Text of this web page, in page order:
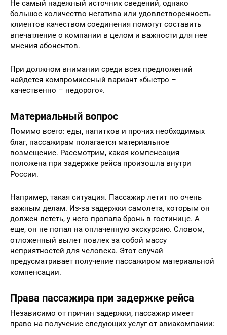
Не самый надежный источник сведений, однако
большое количество негатива или удовлетворенность
клиентов качеством соединения помогут составить
впечатление о компании в целом и важности для нее
мнения абонентов.
При должном внимании среди всех предложений
найдется компромиссный вариант «быстро –
качественно – недорого».
Материальный вопрос
Помимо всего: еды, напитков и прочих необходимых
благ, пассажирам полагается материальное
возмещение. Рассмотрим, какая компенсация
положена при задержке рейса произошла внутри
России.
Например, такая ситуация. Пассажир летит по очень
важным делам. Из-за задержки самолета, которым он
должен лететь, у него пропала бронь в гостинице. А
еще, он не попал на оплаченную экскурсию. Словом,
отложенный вылет повлек за собой массу
неприятностей для человека. Этот случай
предусматривает получение пассажиром материальной
компенсации.
Права пассажира при задержке рейса
Независимо от причин задержки, пассажир имеет
право на получение следующих услуг от авиакомпании: